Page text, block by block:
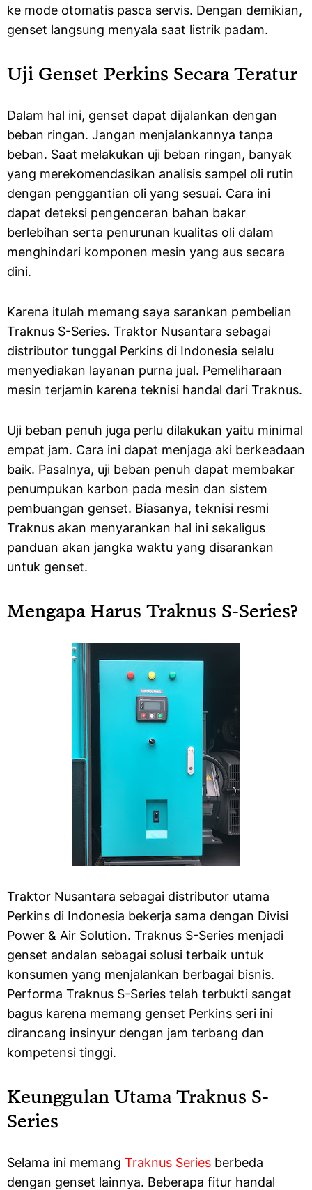
ke mode otomatis pasca servis. Dengan demikian,
genset langsung menyala saat listrik padam.
Uji Genset Perkins Secara Teratur
Dalam hal ini, genset dapat dijalankan dengan
beban ringan. Jangan menjalankannya tanpa
beban. Saat melakukan uji beban ringan, banyak
yang merekomendasikan analisis sampel oli rutin
dengan penggantian oli yang sesuai. Cara ini
dapat deteksi pengenceran bahan bakar
berlebihan serta penurunan kualitas oli dalam
menghindari komponen mesin yang aus secara
dini.
Karena itulah memang saya sarankan pembelian
Traknus S-Series. Traktor Nusantara sebagai
distributor tunggal Perkins di Indonesia selalu
menyediakan layanan purna jual. Pemeliharaan
mesin terjamin karena teknisi handal dari Traknus.
Uji beban penuh juga perlu dilakukan yaitu minimal
empat jam. Cara ini dapat menjaga aki berkeadaan
baik. Pasalnya, uji beban penuh dapat membakar
penumpukan karbon pada mesin dan sistem
pembuangan genset. Biasanya, teknisi resmi
Traknus akan menyarankan hal ini sekaligus
panduan akan jangka waktu yang disarankan
untuk genset.
Mengapa Harus Traknus S-Series?
Traktor Nusantara sebagai distributor utama
Perkins di Indonesia bekerja sama dengan Divisi
Power & Air Solution. Traknus S-Series menjadi
genset andalan sebagai solusi terbaik untuk
konsumen yang menjalankan berbagai bisnis.
Performa Traknus S-Series telah terbukti sangat
bagus karena memang genset Perkins seri ini
dirancang insinyur dengan jam terbang dan
kompetensi tinggi.
Keunggulan Utama Traknus S-
Series
Selama ini memang Traknus Series berbeda
dengan genset lainnya. Beberapa fitur handal